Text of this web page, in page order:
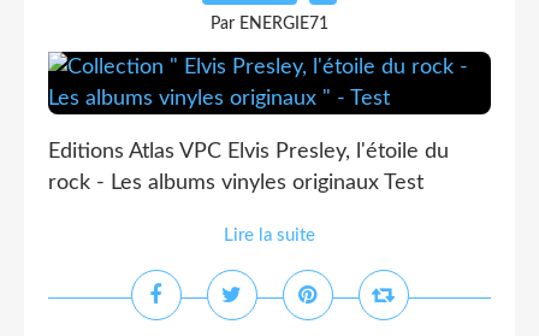
Par ENERGIE71
Editions Atlas VPC Elvis Presley, l'étoile du
rock - Les albums vinyles originaux Test
Lire la suite